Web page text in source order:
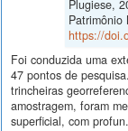
Plugiese,
Patrimônio
https://
Foi conduzida uma
47 pontos de
trincheiras
amostragem, foram
superficial, com